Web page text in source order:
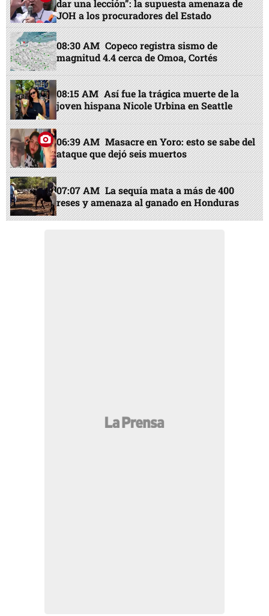
dar una lección”: la supuesta amenaza de
JOH a los procuradores del Estado
08:30 AM Copeco registra sismo de
magnitud 4.4 cerca de Omoa, Cortés
08:15 AM Así fue la trágica muerte de la
joven hispana Nicole Urbina en Seattle
06:39 AM Masacre en Yoro: esto se sabe del
ataque que dejó seis muertos
07:07 AM La sequía mata a más de 400
reses y amenaza al ganado en Honduras